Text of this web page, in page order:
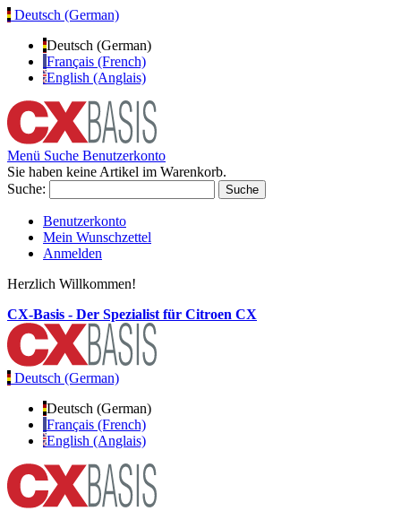
Deutsch (German)
Deutsch (German)
Français (French)
English (Anglais)
Menü Suche Benutzerkonto
Sie haben keine Artikel im Warenkorb.
Suche:
Suche
Benutzerkonto
Mein Wunschzettel
Anmelden
Herzlich Willkommen!
CX-Basis - Der Spezialist für Citroen CX
Deutsch (German)
Deutsch (German)
Français (French)
English (Anglais)